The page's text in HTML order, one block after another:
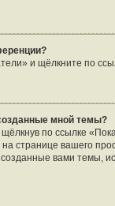
и щёлкните по
мной темы?
по ссылке
странице вашего
вами темы,